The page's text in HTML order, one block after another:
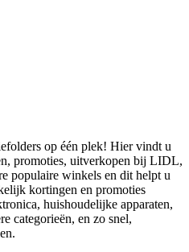
op één plek! Hier vindt u
promoties, uitverkopen bij LIDL,
populaire winkels en dit helpt u
kortingen en promoties
huishoudelijke apparaten,
categorieën, en zo snel,